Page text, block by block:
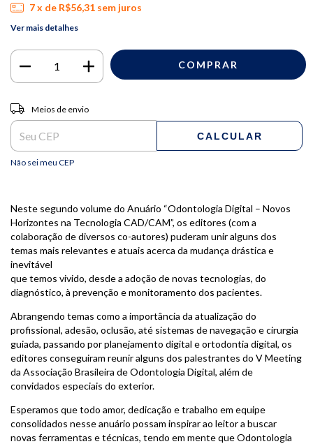
7x de R$56,31 sem juros
Ver mais detalhes
Entregas para o CEP:
Meios de envio
CALCULAR
Não sei meu CEP
Neste segundo volume do Anuário “Odontologia Digital – Novos
Horizontes na Tecnologia CAD/CAM”, os editores (com a
colaboração de diversos co-autores) puderam unir alguns dos
temas mais relevantes e atuais acerca da mudança drástica e
inevitável
que temos vivido, desde a adoção de novas tecnologias, do
diagnóstico, à prevenção e monitoramento dos pacientes.
Abrangendo temas como a importância da atualização do
profissional, adesão, oclusão, até sistemas de navegação e cirurgia
guiada, passando por planejamento digital e ortodontia digital, os
editores conseguiram reunir alguns dos palestrantes do V Meeting
da Associação Brasileira de Odontologia Digital, além de
convidados especiais do exterior.
Esperamos que todo amor, dedicação e trabalho em equipe
consolidados nesse anuário possam inspirar ao leitor a buscar
novas ferramentas e técnicas, tendo em mente que Odontologia